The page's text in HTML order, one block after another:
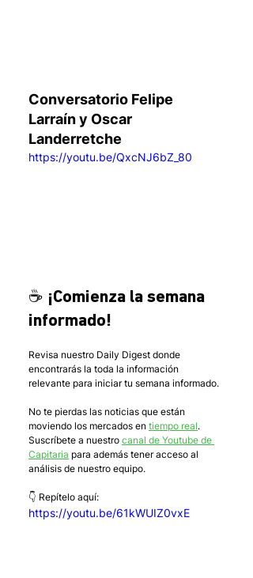
Conversatorio Felipe
Larraín y Oscar
Landerretche
https://youtu.be/QxcNJ6bZ_80
☕ ¡Comienza la semana
informado!
Revisa nuestro Daily Digest donde
encontrarás la toda la información
relevante para iniciar tu semana informado.
No te pierdas las noticias que están
moviendo los mercados en tiempo real.
Suscríbete a nuestro canal de Youtube de
Capitaria para además tener acceso al
análisis de nuestro equipo.
👇 Repítelo aquí:
https://youtu.be/61kWUIZ0vxE